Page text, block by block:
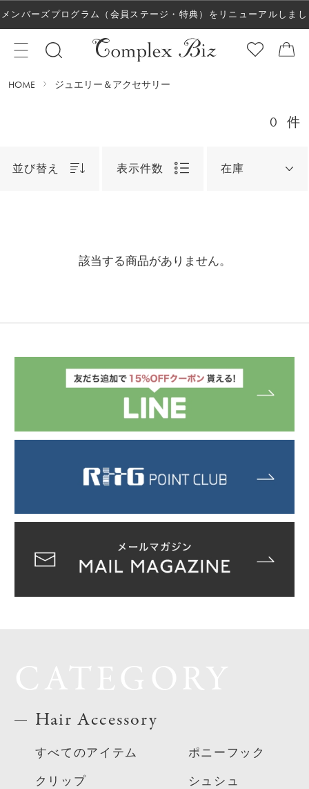
メンバーズプログラム（会員ステージ・特典）をリニューアルしまし
た！
HOME ジュエリー＆アクセサリー
0 件
並び替え 表示件数 在庫
該当する商品がありません。
Hair Accessory
すべてのアイテム
クリップ
ポニーフック
シュシュ